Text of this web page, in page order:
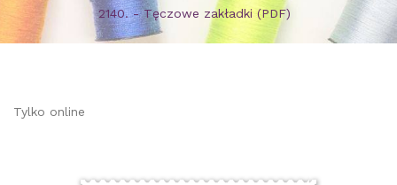
2140. - Tęczowe zakładki (PDF)
Tylko online